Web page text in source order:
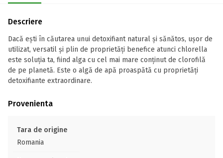
Descriere
Dacă ești în căutarea unui detoxifiant natural și sănătos, ușor de
utilizat, versatil și plin de proprietăți benefice atunci chlorella
este soluția ta, fiind alga cu cel mai mare conținut de clorofilă
de pe planetă. Este o algă de apă proaspătă cu proprietăți
detoxifiante extraordinare.
Provenienta
Tara de origine
Romania